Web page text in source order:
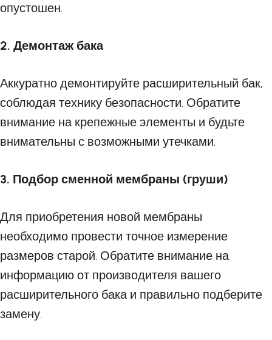
опустошен.
2. Демонтаж бака
Аккуратно демонтируйте расширительный бак,
соблюдая технику безопасности. Обратите
внимание на крепежные элементы и будьте
внимательны с возможными утечками.
3. Подбор сменной мембраны (груши)
Для приобретения новой мембраны
необходимо провести точное измерение
размеров старой. Обратите внимание на
информацию от производителя вашего
расширительного бака и правильно подберите
замену.